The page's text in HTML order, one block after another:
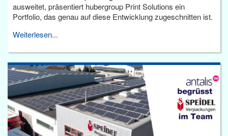
ausweitet, präsentiert hubergroup Print Solutions ein
Portfolio, das genau auf diese Entwicklung zugeschnitten ist.
Weiterlesen...